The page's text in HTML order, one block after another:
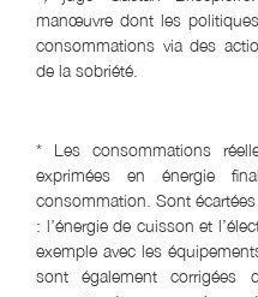
manœuvre dont les
consommations via des
de la sobriété.
* Les consommations
exprimées en énergie
consommation. Sont écartées
: l’énergie de cuisson et
exemple avec les
sont également corrigées